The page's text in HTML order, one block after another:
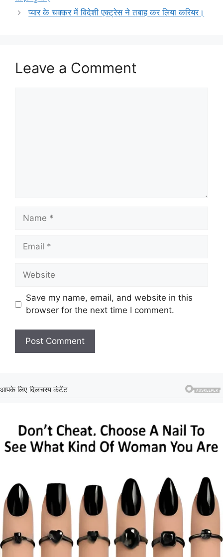
प्यार के चक्कर में विदेशी एक्ट्रेस ने तबाह कर लिया करियर।
Leave a Comment
Name
Email
Website
Save my name, email, and website in this
browser for the next time I comment.